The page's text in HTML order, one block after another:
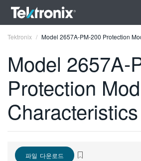
ENGLISH
FRANÇAIS
VIỆT NAM
Tektronix Model 2657A-PM-200 Protection
Model 2657A-
Protection
Characteristics
파일 다운로드